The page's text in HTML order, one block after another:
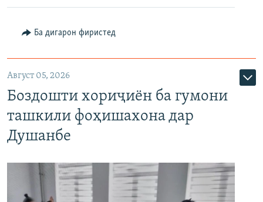
Ба дигарон фиристед
Август 05, 2026
Боздошти хориҷиён ба гумони
ташкили фоҳишахона дар
Душанбе